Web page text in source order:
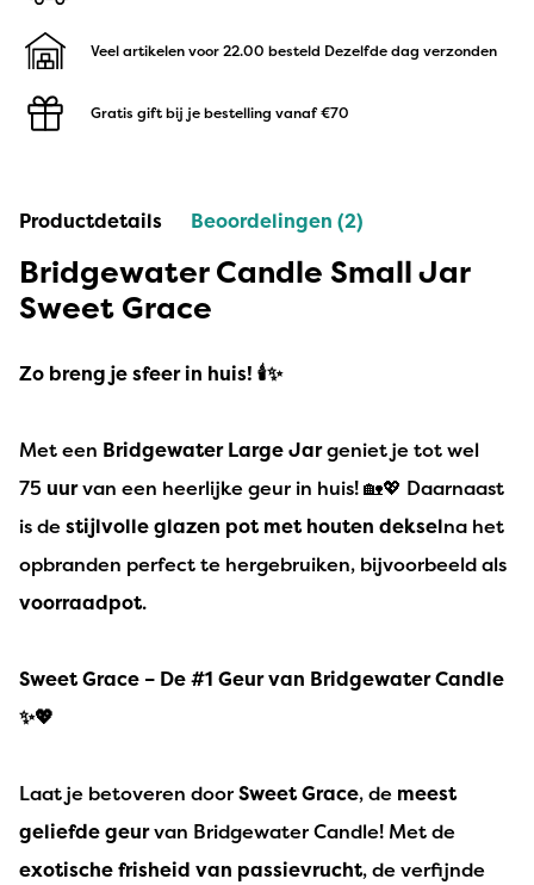
Veel artikelen voor 22.00 besteld Dezelfde dag verzonden
Gratis gift bij je bestelling vanaf €70
Productdetails Beoordelingen (2)
Bridgewater Candle Small Jar
Sweet Grace
Zo breng je sfeer in huis! 🕯️✨
Met een Bridgewater Large Jargeniet je tot wel
75 uurvan een heerlijke geur in huis! 🏡💖 Daarnaast
is de stijlvolle glazen pot met houten dekselna het
opbranden perfect te hergebruiken, bijvoorbeeld als
voorraadpot.
Sweet Grace – De #1 Geur van Bridgewater Candle
✨💖
Laat je betoveren doorSweet Grace, de meest
geliefde geurvan Bridgewater Candle! Met de
exotische frisheid van passievrucht, de verfijnde